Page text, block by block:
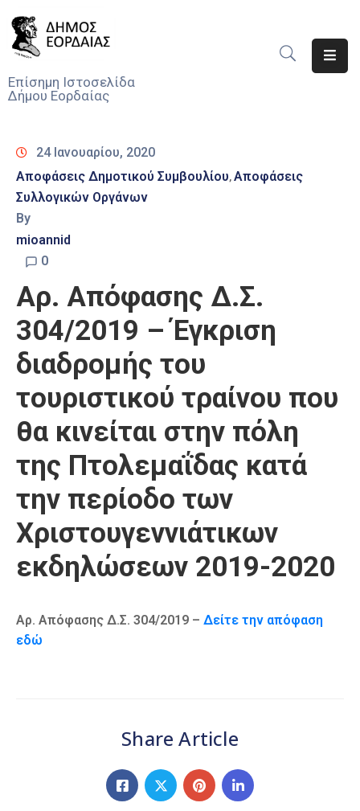
Επίσημη Ιστοσελίδα
Δήμου Εορδαίας
Νέα
Υπηρεσίες
Του
Δήμου
Αποφάσεις
Τηλέφωνα
24 Ιανουαρίου, 2020
Αποφάσεις Δημοτικού Συμβουλίου‚Αποφάσεις
Συλλογικών Οργάνων
By
mioannid
0
Αρ. Απόφασης Δ.Σ.
304/2019 – Έγκριση
διαδρομής του
τουριστικού τραίνου που
θα κινείται στην πόλη
της Πτολεμαΐδας κατά
την περίοδο των
Χριστουγεννιάτικων
εκδηλώσεων 2019-2020
Αρ. Απόφασης Δ.Σ. 304/2019 – Δείτε την απόφαση
εδώ
Share Article